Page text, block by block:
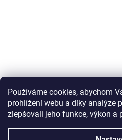
Používáme cookies, abychom
prohlížení webu a díky analýze
zlepšovali jeho funkce, výkon a
Sledovat na